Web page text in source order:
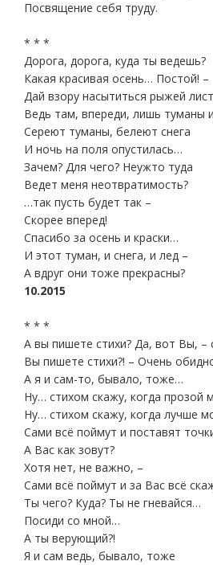
Посвящение себя труду.
* * *
Дорога, дорога, куда ты ведешь?
Какая красивая осень… Постой! –
Дай взору насытиться рыжей
Ведь там, впереди, лишь туманы
Сереют туманы, белеют снега
И ночь на поля опустилась…
Зачем? Для чего? Неужто туда
Ведет меня неотвратимость?
…так пусть будет так –
Скорее вперед!
Спасибо за осень и краски…
И этот туман, и снега, и лед –
А вдруг они тоже прекрасны?
10.2015
* * *
А вы пишете стихи? Да, вот Вы, –
Вы пишете стихи?! – Очень
А я и сам-то, бывало, тоже…
Ну… стихом скажу, когда прозой
Ну… стихом скажу, когда лучше
Сами всё поймут и поставят
А Вас как зовут?
Хотя нет, не важно, –
Сами всё поймут и за Вас всё
Ты чего? Куда? Ты не гневайся…
Посиди со мной…
А ты верующий?!
Я и сам ведь, бывало, тоже